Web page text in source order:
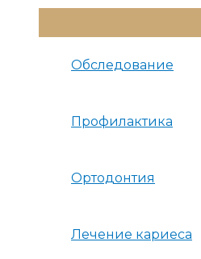
Обследование
Профилактика
Ортодонтия
Лечение кариеса